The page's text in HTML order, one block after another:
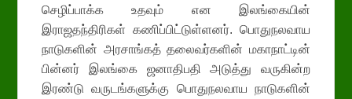
செழிப்பாக்க உதவும் என இலங்கையின்
இராஜதந்திரிகள் கணிப்பிட்டுள்ளனர். பொதுநலவாய
நாடுகளின் அரசாங்கத் தலைவர்களின் மகாநாட்டின்
பின்னர் இலங்கை ஜனாதிபதி அடுத்து வருகின்ற
இரண்டு வருடங்களுக்கு பொதுநலவாய நாடுகளின்